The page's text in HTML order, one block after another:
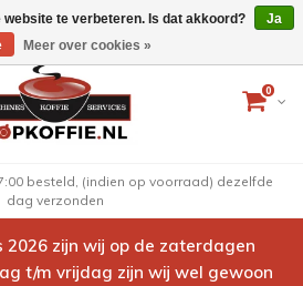
0
besteld, (indien op voorraad) dezelfde
dag verzonden
2026 zijn wij op de zaterdagen
t/m vrijdag zijn wij wel gewoon
te verbeteren. Is dat akkoord?
Ja
Meer over cookies »